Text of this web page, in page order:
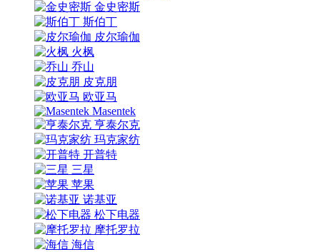
金史密斯
斯伯丁
皮尔瑜伽
火枫
乔山
皮克朋
欧亚马
Masentek
亨泰尔克
玛克家纺
开普特
三星
苹果
诺基亚
松下电器
摩托罗拉
海信